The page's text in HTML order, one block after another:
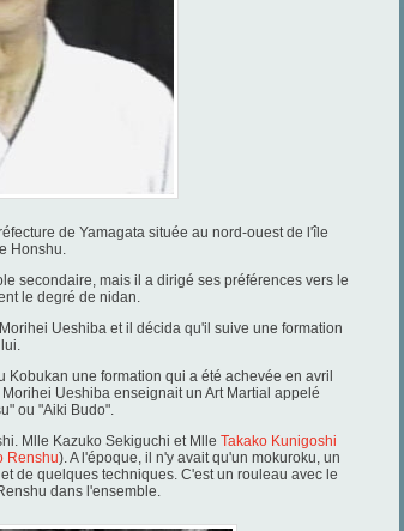
de Yamagata située au nord-ouest de l'île
Honshu.
secondaire, mais il a dirigé ses préférences vers le
le degré de nidan.
Ueshiba et il décida qu'il suive une formation
Kobukan une formation qui a été achevée en avril
Morihei Ueshiba enseignait un Art Martial appelé
ou "Aiki Budo".
Mlle Kazuko Sekiguchi et Mlle Takako Kunigoshi
Renshu). A l'époque, il n'y avait qu'un mokuroku, un
de quelques techniques. C'est un rouleau avec le
dans l'ensemble.